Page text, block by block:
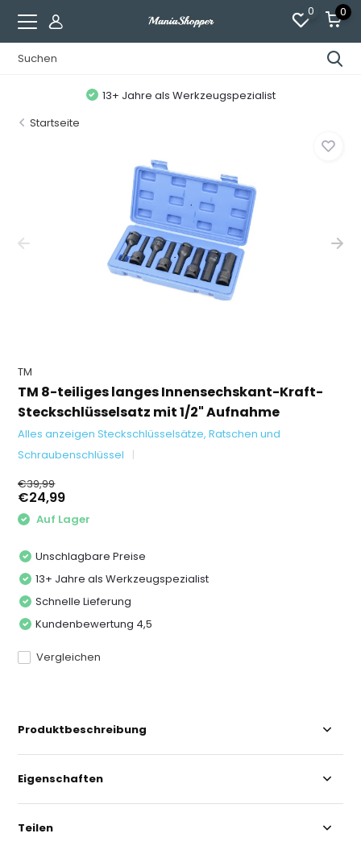
0 0
13+ Jahre als Werkzeugspezialist
Startseite
TM
TM 8-teiliges langes Innensechskant-Kraft-
Steckschlüsselsatz mit 1/2" Aufnahme
Alles anzeigen Steckschlüsselsätze, Ratschen und
Schraubenschlüssel
€39,99
€24,99
Auf Lager
Unschlagbare Preise
13+ Jahre als Werkzeugspezialist
Schnelle Lieferung
Kundenbewertung 4,5
Vergleichen
Produktbeschreibung
Eigenschaften
Teilen